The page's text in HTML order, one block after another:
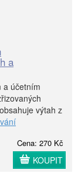
a
a účetním
výtah z
Cena: 270 Kč
KOUPIT